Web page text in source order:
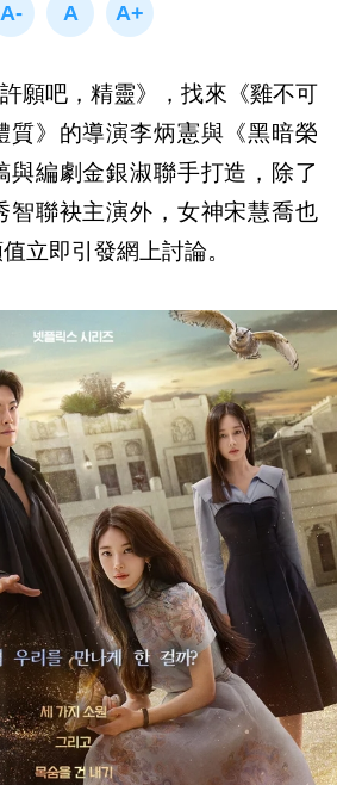
願吧，精靈》，找來《雞不可
質》的導演李炳憲與《黑暗榮
與編劇金銀淑聯手打造，除了
智聯袂主演外，女神宋慧喬也
立即引發網上討論。